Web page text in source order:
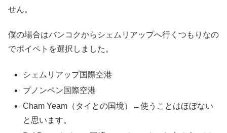
せん。
僕の場合はバンコクからシェムリアップへ行くつもりなの
でポイペトを選択しました。
シェムリアップ国際空港
プノンペン国際空港
Cham Yeam（タイとの国境）←使うことはほぼない
と思います。